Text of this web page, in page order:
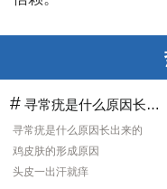
# 寻常疣是什么原因长出来的
寻常疣是什么原因长出来的
鸡皮肤的形成原因
头皮一出汗就痒